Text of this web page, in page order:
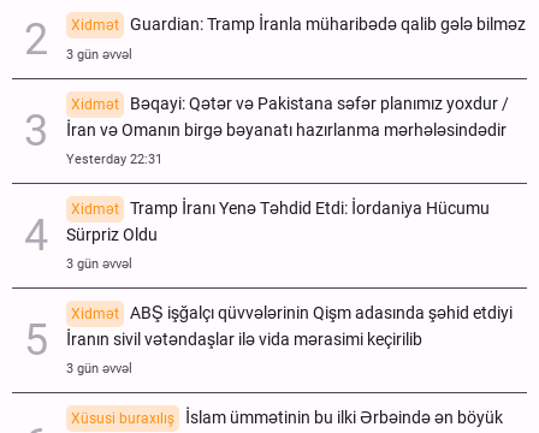
Xidmət Guardian: Tramp İranla müharibədə qalib gələ bilməz
3 gün əvvəl
Xidmət
Bəqayi: Qətər və Pakistana səfər planımız yoxdur /
İran və Omanın birgə bəyanatı hazırlanma mərhələsindədir
Yesterday 22:31
Xidmət
Tramp İranı Yenə Təhdid Etdi: İordaniya Hücumu
Sürpriz Oldu
3 gün əvvəl
Xidmət
ABŞ işğalçı qüvvələrinin Qişm adasında şəhid etdiyi
İranın sivil vətəndaşlar ilə vida mərasimi keçirilib
3 gün əvvəl
Xüsusi buraxılış
İslam ümmətinin bu ilki Ərbəində ən böyük